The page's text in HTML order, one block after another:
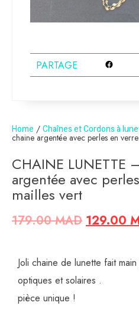
Home / Chaînes et Cordons à
chaine argentée avec perles en
CHAINE LUNETTE
argentée avec
mailles vert
179.00MAD 129.00
Joli chaine de lunette fait
optiques et solaires .
pièce unique !
PARTAGE